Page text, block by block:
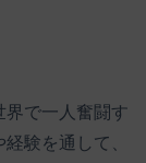
界で一人奮闘す
験を通して、